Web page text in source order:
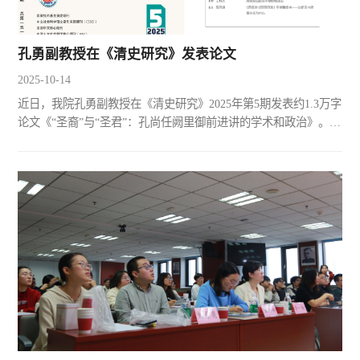
孔勇副教授在《清史研究》发表论文
2025-10-14
近日，我院孔勇副教授在《清史研究》2025年第5期发表约1.3万字
论文《“圣裔”与“圣君”：孔尚任阙里御前进讲的学术和政治》。论
十三年（1684）孔尚任在阙里（曲阜）孔庙为康熙帝进讲儒家经
典的相关史实及其意义。文章认为，康熙帝在首次南巡返程途中
临时安排孔尚任等“圣裔”进讲《大学》和《易经》相关章节，...